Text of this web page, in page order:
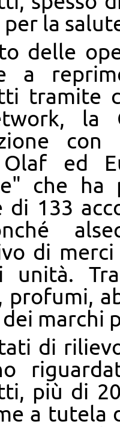
la
delle
a
tramite
la
con
Olaf ed
che ha
di 133
di
unità.
profumi,
marchi
di
più di
a tutela